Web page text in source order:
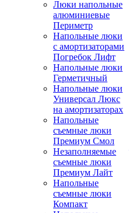
Люки напольные
алюминиевые
Периметр
Напольные люки
с амортизаторами
Погребок Лифт
Напольные люки
Герметичный
Напольные люки
Универсал Люкс
на амортизаторах
Напольные
съемные люки
Премиум Смол
Незаполняемые
съемные люки
Премиум Лайт
Напольные
съемные люки
Компакт